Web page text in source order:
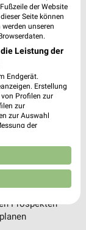
App
Prospekten
der Website
Seite können
unseren
Leistung der
Endgerät.
Erstellung
Profilen zur
zur
zur Auswahl
der
Entwicklung und
zur Auswahl
und in die